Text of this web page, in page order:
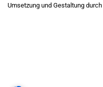
Umsetzung und Gestaltung